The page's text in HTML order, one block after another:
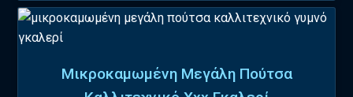
Μικροκαμωμένη Μεγάλη Πούτσα